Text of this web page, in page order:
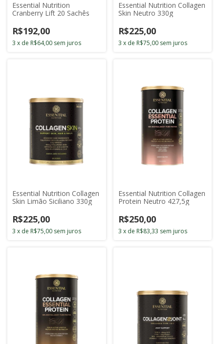
Essential Nutrition
Cranberry Lift 20 Sachês
R$192,00
3 x de R$64,00 sem juros
Essential Nutrition Collagen
Skin Neutro 330g
R$225,00
3 x de R$75,00 sem juros
Essential Nutrition Collagen
Skin Limão Siciliano 330g
R$225,00
3 x de R$75,00 sem juros
Essential Nutrition Collagen
Protein Neutro 427,5g
R$250,00
3 x de R$83,33 sem juros